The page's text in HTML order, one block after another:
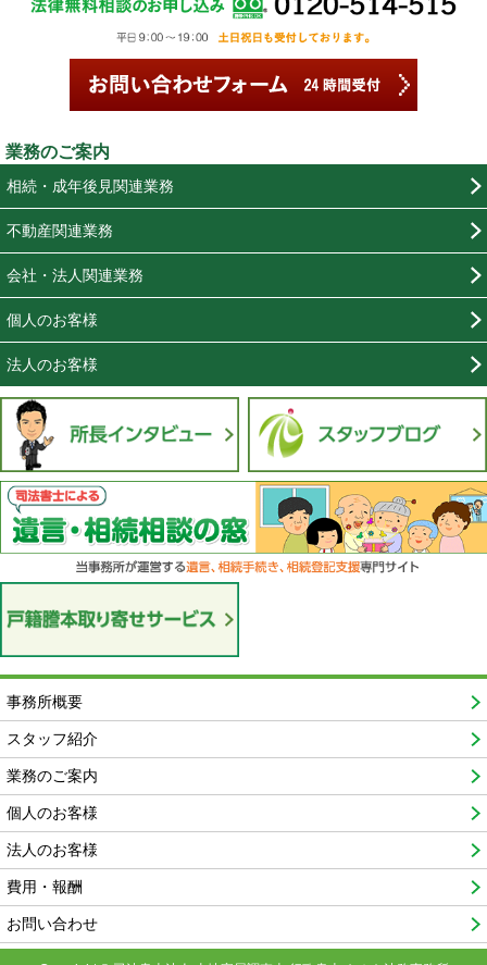
業務のご案内
相続・成年後見関連業務
不動産関連業務
会社・法人関連業務
個人のお客様
法人のお客様
事務所概要
スタッフ紹介
業務のご案内
個人のお客様
法人のお客様
費用・報酬
お問い合わせ